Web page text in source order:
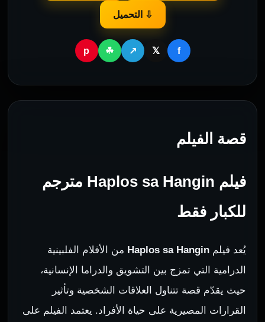
⇩ التحميل
f
𝕏
↗
☘
p
قصة الفيلم
فيلم Haplos sa Hangin مترجم
للكبار فقط
يُعد فيلمHaplos sa Hangin من الأفلام الفلبينية
الدرامية التي تمزج بين التشويق والدراما الإنسانية،
حيث يقدّم قصة تتناول العلاقات الشخصية وتأثير
القرارات المصيرية على حياة الأفراد. يعتمد الفيلم على